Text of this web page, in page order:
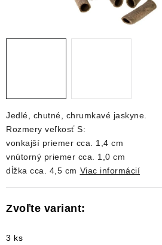
ŽIVOČÍCHY
Moja objednávka
Jedlé, chutné, chrumkavé jaskyne.
Rozmery veľkosť S:
vonkajší priemer cca. 1,4 cm
vnútorný priemer cca. 1,0 cm
dĺžka cca. 4,5 cm Viac informácií
3 ks